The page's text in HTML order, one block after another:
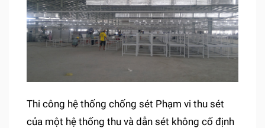
Thi công hệ thống chống sét Phạm vi thu sét
của một hệ thống thu và dẫn sét không cố định